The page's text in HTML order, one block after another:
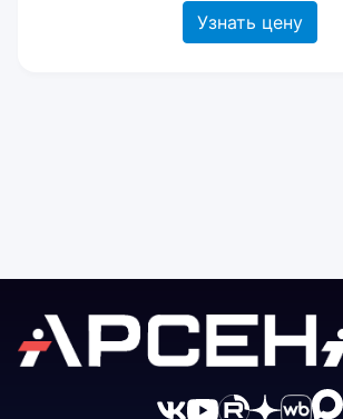
Узнать цену